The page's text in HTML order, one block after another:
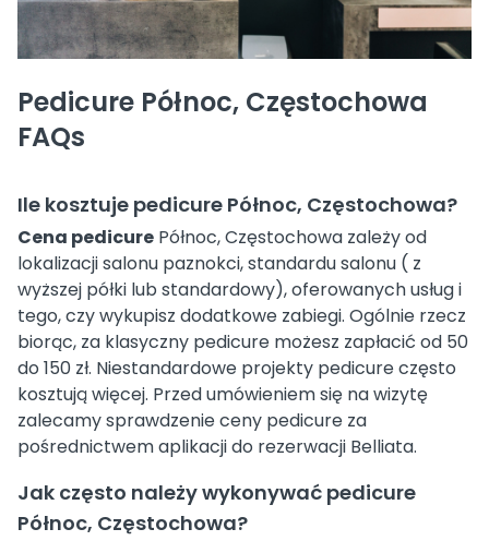
Pedicure Północ, Częstochowa
FAQs
Ile kosztuje pedicure Północ, Częstochowa?
Cena pedicure Północ, Częstochowa zależy od
lokalizacji salonu paznokci, standardu salonu ( z
wyższej półki lub standardowy), oferowanych usług i
tego, czy wykupisz dodatkowe zabiegi. Ogólnie rzecz
biorąc, za klasyczny pedicure możesz zapłacić od 50
do 150 zł. Niestandardowe projekty pedicure często
kosztują więcej. Przed umówieniem się na wizytę
zalecamy sprawdzenie ceny pedicure za
pośrednictwem aplikacji do rezerwacji Belliata.
Jak często należy wykonywać pedicure
Północ, Częstochowa?